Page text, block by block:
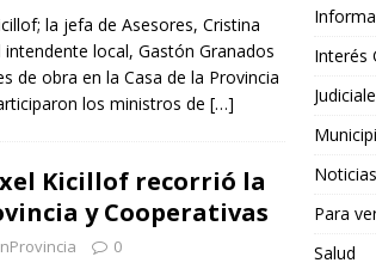
la jefa de Asesores, Cristina
intendente local, Gastón Granados
de obra en la Casa de la Provincia
los ministros de […]
Kicillof recorrió la
y Cooperativas
0
Interés
Para
Salud